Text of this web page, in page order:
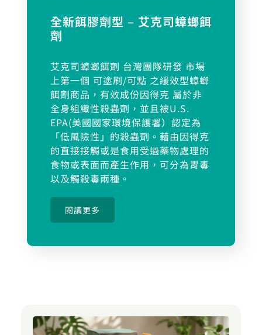
全新餌膠劑型 – 艾克司蟑螂餌
劑
艾克司蟑螂餌劑 台灣團隊研發 市場
上第一個 可塗刷/可點 之緩效型蟑螂
餌劑商品，有效成份因得克 屬於非
全身組織性殺蟲劑，並且被U.S.
EPA(美國國家環境保護署）認定為
「低風險性」的殺蟲劑。藉由因得克
的直接接觸或是食用受過藥物處理的
食物或表面而產生作用，可分為胃毒
以及觸殺毒兩種。
閱讀更多